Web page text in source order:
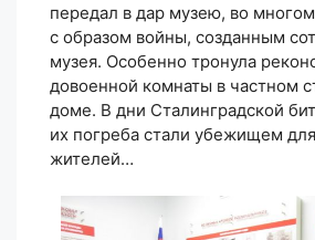
передал в дар музею, во
с образом войны, созданным
музея. Особенно тронула
довоенной комнаты в частном
доме. В дни Сталинградской
их погреба стали убежищем
жителей…